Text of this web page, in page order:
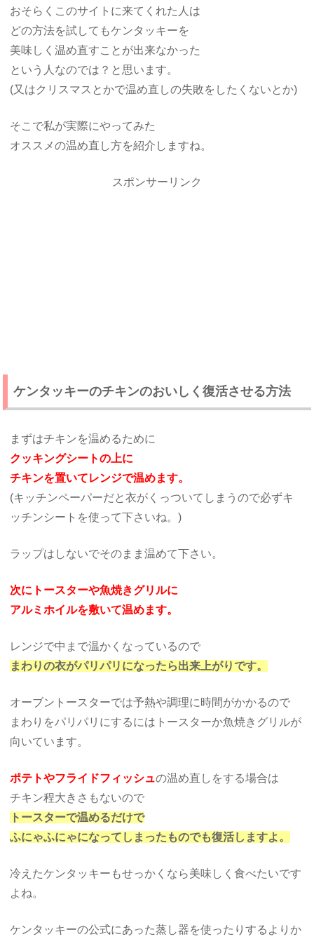
おそらくこのサイトに来てくれた人は
どの方法を試してもケンタッキーを
美味しく温め直すことが出来なかった
という人なのでは？と思います。
(又はクリスマスとかで温め直しの失敗をしたくないとか)
そこで私が実際にやってみた
オススメの温め直し方を紹介しますね。
スポンサーリンク
ケンタッキーのチキンのおいしく復活させる方法
まずはチキンを温めるために
クッキングシートの上に
チキンを置いてレンジで温めます。
(キッチンペーパーだと衣がくっついてしまうので必ずキ
ッチンシートを使って下さいね。)
ラップはしないでそのまま温めて下さい。
次にトースターや魚焼きグリルに
アルミホイルを敷いて温めます。
レンジで中まで温かくなっているので
まわりの衣がパリパリになったら出来上がりです。
オーブントースターでは予熱や調理に時間がかかるので
まわりをパリパリにするにはトースターか魚焼きグリルが
向いています。
ポテトやフライドフィッシュの温め直しをする場合は
チキン程大きさもないので
トースターで温めるだけで
ふにゃふにゃになってしまったものでも復活しますよ。
冷えたケンタッキーもせっかくなら美味しく食べたいです
よね。
ケンタッキーの公式にあった蒸し器を使ったりするよりか